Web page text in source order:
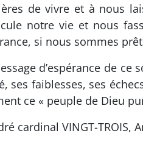
de vivre et à nous
notre vie et nous
si nous sommes
d’espérance de
ses faiblesses, ses
ce « peuple de Dieu
cardinal VINGT-TROIS,